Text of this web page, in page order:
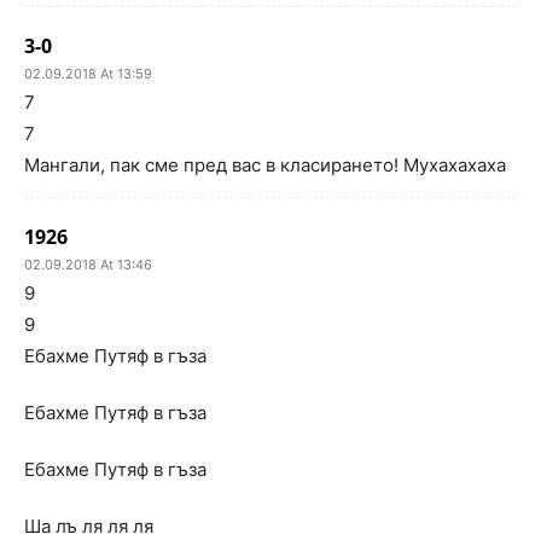
3-0
02.09.2018 At 13:59
7
7
Мангали, пак сме пред вас в класирането! Мухахахаха
1926
02.09.2018 At 13:46
9
9
Ебахме Путяф в гъза
Ебахме Путяф в гъза
Ебахме Путяф в гъза
Ша лъ ля ля ля